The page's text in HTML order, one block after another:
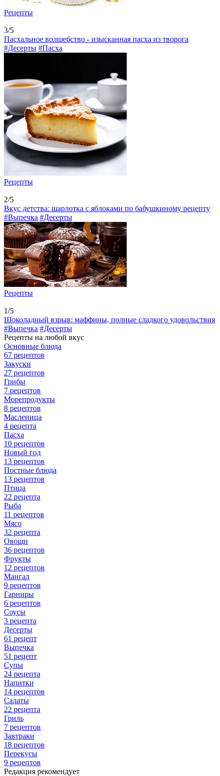
Рецепты
3/5
Пасхальное волшебство - изысканная пасха из творога
#Десерты #Пасха
Рецепты
2/5
Вкус детства: шарлотка с яблоками по бабушкиному рецепту
#Выпечка #Десерты
Рецепты
1/5
Шоколадный взрыв: маффины, полные сладкого удовольствия
#Выпечка #Десерты
Рецепты на любой вкус
Основные блюда
67 рецептов
Закуски
27 рецептов
Грибы
7 рецептов
Морепродукты
8 рецептов
Масленица
4 рецепта
Пасха
10 рецептов
Новый год
13 рецептов
Постные блюда
13 рецептов
Птица
22 рецепта
Рыба
11 рецептов
Мясо
32 рецепта
Овощи
36 рецептов
Фрукты
12 рецептов
Мангал
9 рецептов
Гарниры
6 рецептов
Соусы
3 рецепта
Десерты
61 рецепт
Выпечка
51 рецепт
Супы
24 рецепта
Напитки
14 рецептов
Салаты
22 рецепта
Гриль
7 рецептов
Завтраки
18 рецептов
Перекусы
9 рецептов
Редакция рекомендует